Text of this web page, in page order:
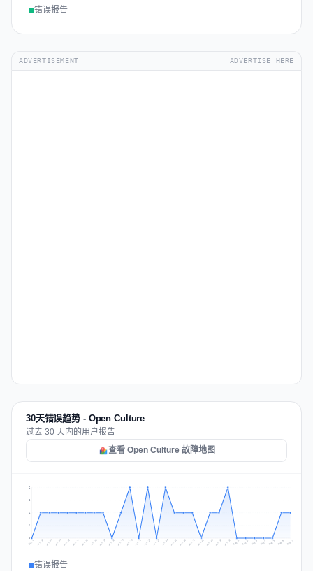
错误报告
ADVERTISEMENT ADVERTISE HERE
30天错误趋势 - Open Culture
过去 30 天内的用户报告
查看 Open Culture 故障地图
1
1
2
2
Jul 9 Jul 10 Jul 11 Jul 12 Jul 13 Jul 14 Jul 15 Jul 16 Jul 17 Jul 18 Jul 19 Jul 20 Jul 21 Jul 22 Jul 23 Jul 24 Jul 25 Jul 26 Jul 27 Jul 28 Jul 29 Jul 30 Jul 31 Aug 1 Aug 2 Aug 3 Aug 4 Aug 5 Aug 6 Aug 7
错误报告